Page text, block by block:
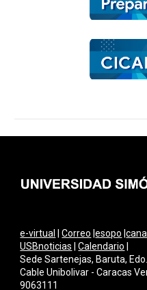
e-virtual |Correo |esopo |
USBnoticias |Calendario
Sede Sartenejas, Baruta,
Cable Unibolivar - Caracas
9063111